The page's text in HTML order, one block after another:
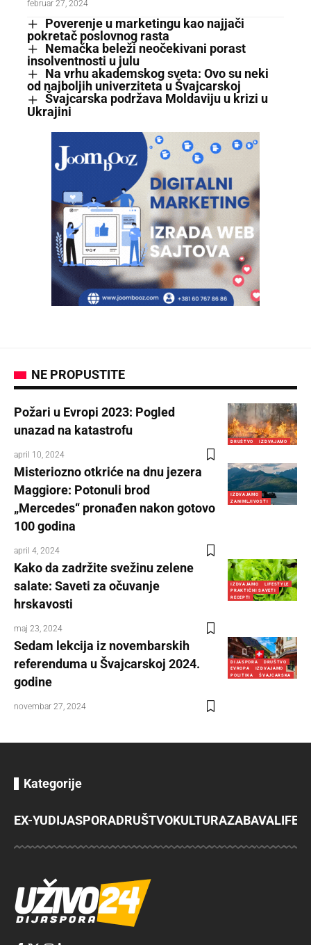
februar 27, 2024
Poverenje u marketingu kao najjači
pokretač poslovnog rasta
Nemačka beleži neočekivani porast
insolventnosti u julu
Na vrhu akademskog sveta: Ovo su neki
od najboljih univerziteta u Švajcarskoj
Švajcarska podržava Moldaviju u krizi u
Ukrajini
NE PROPUSTITE
DRUŠTVO IZDVAJAMO
Požari u Evropi 2023: Pogled
unazad na katastrofu
april 10, 2024
IZDVAJAMO
ZANIMLJIVOSTI
Misteriozno otkriće na dnu jezera
Maggiore: Potonuli brod
„Mercedes“ pronađen nakon gotovo
100 godina
april 4, 2024
IZDVAJAMO
LIFESTYLE
PRAKTIČNI SAVETI
RECEPTI
Kako da zadržite svežinu zelene
salate: Saveti za očuvanje
hrskavosti
maj 23, 2024
DIJASPORA
DRUŠTVO
EVROPA
IZDVAJAMO
POLITIKA
ŠVAJCARSKA
Sedam lekcija iz novembarskih
referenduma u Švajcarskoj 2024.
godine
novembar 27, 2024
Kategorije
EX-YUDIJASPORADRUŠTVOKULTURAZABAVA